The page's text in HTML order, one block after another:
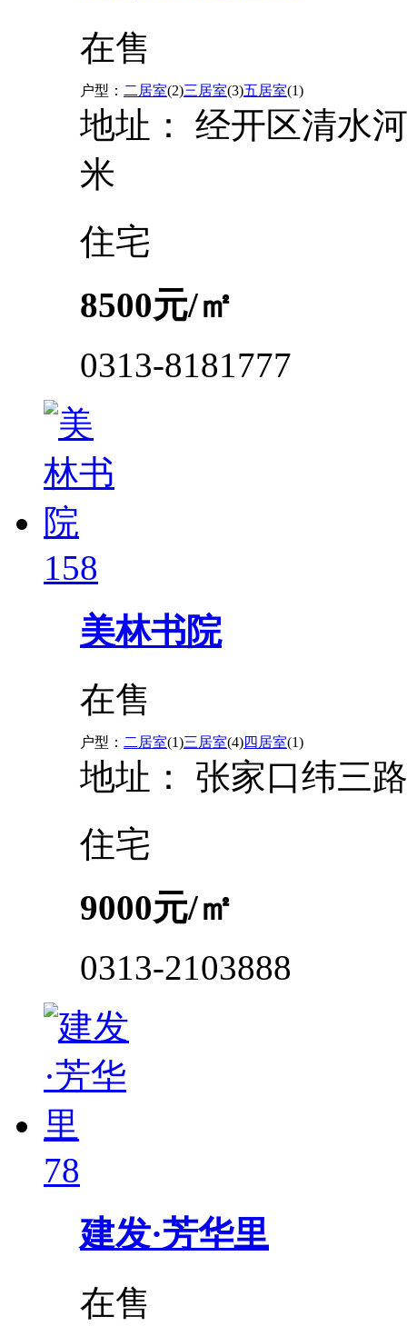
在售
户型： 二居室(2)三居室(3)五居室(1)
地址：
经开区清水
米
住宅
8500元/㎡
0313-8181777
158
美林书院
在售
户型： 二居室(1)三居室(4)四居室(1)
地址：
张家口纬三
住宅
9000元/㎡
0313-2103888
78
建发·芳华里
在售